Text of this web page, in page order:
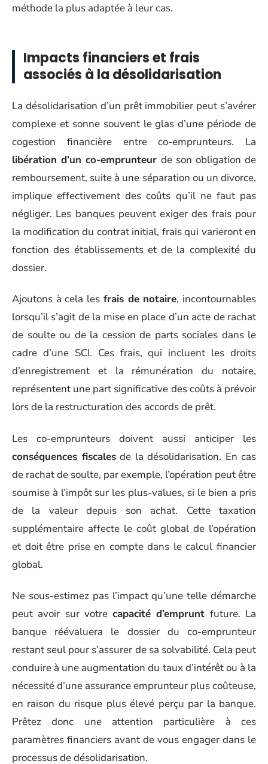
méthode la plus adaptée à leur cas.
Impacts financiers et frais
associés à la désolidarisation
La désolidarisation d’un prêt immobilier peut s’avérer
complexe et sonne souvent le glas d’une période de
cogestion financière entre co-emprunteurs. La
libération d’un co-emprunteur de son obligation de
remboursement, suite à une séparation ou un divorce,
implique effectivement des coûts qu’il ne faut pas
négliger. Les banques peuvent exiger des frais pour
la modification du contrat initial, frais qui varieront en
fonction des établissements et de la complexité du
dossier.
Ajoutons à cela les frais de notaire, incontournables
lorsqu’il s’agit de la mise en place d’un acte de rachat
de soulte ou de la cession de parts sociales dans le
cadre d’une SCI. Ces frais, qui incluent les droits
d’enregistrement et la rémunération du notaire,
représentent une part significative des coûts à prévoir
lors de la restructuration des accords de prêt.
Les co-emprunteurs doivent aussi anticiper les
conséquences fiscalesde la désolidarisation. En cas
de rachat de soulte, par exemple, l’opération peut être
soumise à l’impôt sur les plus-values, si le bien a pris
de la valeur depuis son achat. Cette taxation
supplémentaire affecte le coût global de l’opération
et doit être prise en compte dans le calcul financier
global.
Ne sous-estimez pas l’impact qu’une telle démarche
peut avoir sur votrecapacité d’emprunt future. La
banque réévaluera le dossier du co-emprunteur
restant seul pour s’assurer de sa solvabilité. Cela peut
conduire à une augmentation du taux d’intérêt ou à la
nécessité d’une assurance emprunteur plus coûteuse,
en raison du risque plus élevé perçu par la banque.
Prêtez donc une attention particulière à ces
paramètres financiers avant de vous engager dans le
processus de désolidarisation.